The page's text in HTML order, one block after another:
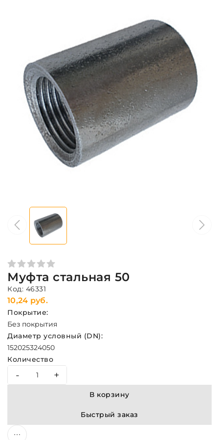
Муфта стальная 50
Код: 46331
10,24 руб.
Покрытие:
Без покрытия
Диаметр условный (DN):
152025324050
Количество
- +
В корзину
Быстрый заказ